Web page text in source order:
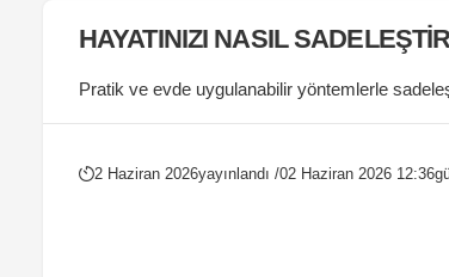
HAYATINIZI NASIL
Pratik ve evde uygulanabilir yöntemlerle
2 Haziran 2026yayınlandı /02 Haziran 2026 12:36